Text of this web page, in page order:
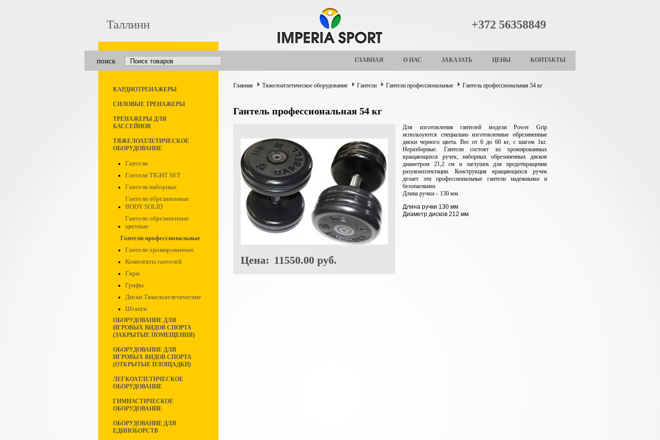
Таллинн +372 56358849
поиск ГЛАВНАЯ О НАС ЗАКАЗАТЬ ЦЕНЫ КОНТАКТЫ
КАРДИОТРЕНАЖЕРЫ
СИЛОВЫЕ ТРЕНАЖЕРЫ
ТРЕНАЖЕРЫ ДЛЯ
БАССЕЙНОВ
ТЯЖЕЛОАТЛЕТИЧЕСКОЕ
ОБОРУДОВАНИЕ
Гантели
Гантели TIGHT SET
Гантели наборные
Гантели обрезиненные
BODY SOLID
Гантели обрезиненные
цветные
Гантели профессиональные
Гантели хромированные
Комплекты гантелей
Гири
Грифы
Диски Тяжелоатлетические
Штанги
ОБОРУДОВАНИЕ ДЛЯ
ИГРОВЫХ ВИДОВ СПОРТА
(ЗАКРЫТЫЕ ПОМЕЩЕНИЯ)
ОБОРУДОВАНИЕ ДЛЯ
ИГРОВЫХ ВИДОВ СПОРТА
(ОТКРЫТЫЕ ПЛОЩАДКИ)
ЛЕГКОАТЛЕТИЧЕСКОЕ
ОБОРУДОВАНИЕ
ГИМНАСТИЧЕСКОЕ
ОБОРУДОВАНИЕ
ОБОРУДОВАНИЕ ДЛЯ
ЕДИНОБОРСТВ
Главная Тяжелоатлетическое оборудование Гантели Гантели профессиональные Гантель профессиональная 54 кг
Гантель профессиональная 54 кг
Цена: 11550.00 руб.
Для изготовления гантелей модели Power Grip
используются специально изготовленные обрезиненные
диски черного цвета. Вес от 6 до 60 кг, с шагом 1кг.
Неразборные. Гантели состоят из хромированных
вращающихся ручек, наборных обрезиненных дисков
диаметром 21,2 см и заглушек для предотвращения
разукомплектации. Конструкция вращающихся ручек
делает эти профессиональные гантели надежными и
безопасными.
Длина ручки – 130 мм.
Длина ручки 130 мм
Диаметр дисков 212 мм